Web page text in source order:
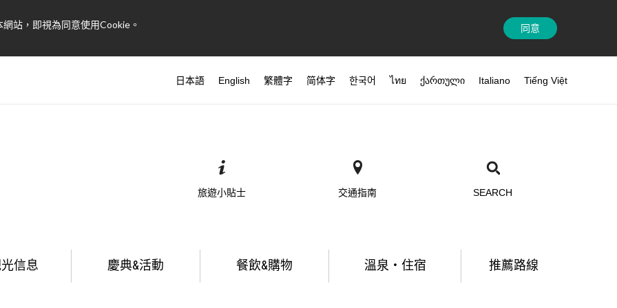
站，即視為同意使用Cookie。 同意
日本語 English 繁體字 简体字 한국어 ไทย ქართული Italiano Tiếng Việt
旅遊小貼士 交通指南 SEARCH
信息 慶典&活動 餐飲&購物 溫泉・住宿 推薦路線